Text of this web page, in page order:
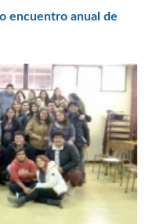
encuentro anual de